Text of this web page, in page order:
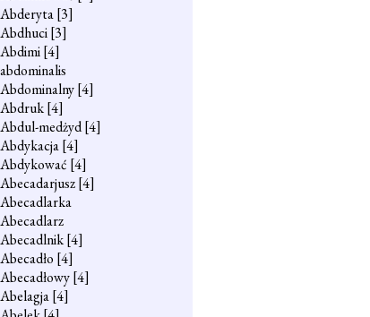
Abderyta[3]
Abdhuci[3]
Abdimi[4]
abdominalis
Abdominalny[4]
Abdruk[4]
Abdul-medżyd[4]
Abdykacja[4]
Abdykować [4]
Abecadarjusz[4]
Abecadlarka
Abecadlarz
Abecadlnik[4]
Abecadło [4]
Abecadłowy[4]
Abelagja[4]